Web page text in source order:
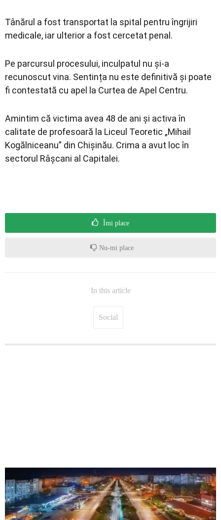
Tânărul a fost transportat la spital pentru îngrijiri
medicale, iar ulterior a fost cercetat penal.
Pe parcursul procesului, inculpatul nu și-a
recunoscut vina. Sentința nu este definitivă și poate
fi contestată cu apel la Curtea de Apel Centru.
Amintim că victima avea 48 de ani și activa în
calitate de profesoară la Liceul Teoretic „Mihail
Kogălniceanu” din Chișinău. Crima a avut loc în
sectorul Râșcani al Capitalei.
Îmi place
Nu-mi place
In this article
Social